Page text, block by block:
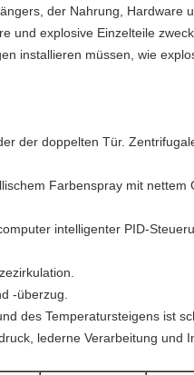
der Nahrung, Hardware
und explosive Einzelteile
installieren müssen, wie
der doppelten Tür.
Farbenspray mit nettem
intelligenter PID-
-überzug.
des Temperatursteigens ist
lederne Verarbeitung und